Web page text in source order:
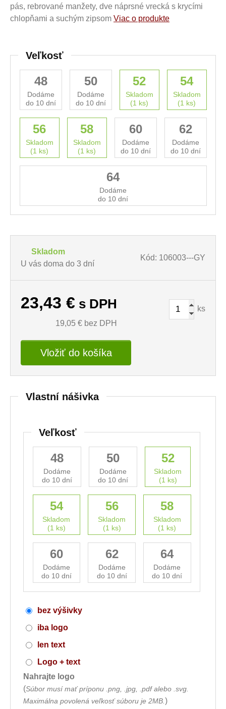
pás, rebrované manžety, dve náprsné vrecká s krycími
chlopňami a suchým zipsom Viac o produkte
Veľkosť
48
Dodáme
do 10 dní
50
Dodáme
do 10 dní
52
Skladom
(1 ks)
54
Skladom
(1 ks)
56
Skladom
(1 ks)
58
Skladom
(1 ks)
60
Dodáme
do 10 dní
62
Dodáme
do 10 dní
64
Dodáme
do 10 dní
Skladom
U vás doma do 3 dní
Kód: 106003---GY
23,43 € s DPH
19,05 € bez DPH
ks
Vložiť do košíka
Vlastní nášivka
Veľkosť
48
Dodáme
do 10 dní
50
Dodáme
do 10 dní
52
Skladom
(1 ks)
54
Skladom
(1 ks)
56
Skladom
(1 ks)
58
Skladom
(1 ks)
60
Dodáme
do 10 dní
62
Dodáme
do 10 dní
64
Dodáme
do 10 dní
bez výšivky
iba logo
len text
Logo + text
Nahrajte logo
(Súbor musí mať príponu .png, .jpg, .pdf alebo .svg.
Maximálna povolená veľkosť súboru je 2MB. )